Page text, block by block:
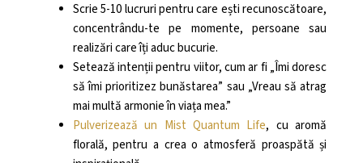
Scrie 5-10 lucruri pentru care ești recunoscătoare,
concentrându-te pe momente, persoane sau
realizări care îți aduc bucurie.
Setează intenții pentru viitor, cum ar fi „Îmi doresc
să îmi prioritizez bunăstarea” sau „Vreau să atrag
mai multă armonie în viața mea.”
Pulverizează un Mist Quantum Life, cu aromă
florală, pentru a crea o atmosferă proaspătă și